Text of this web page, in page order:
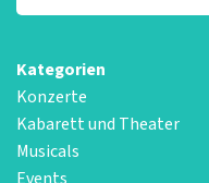
Kategorien
Konzerte
Kabarett und Theater
Musicals